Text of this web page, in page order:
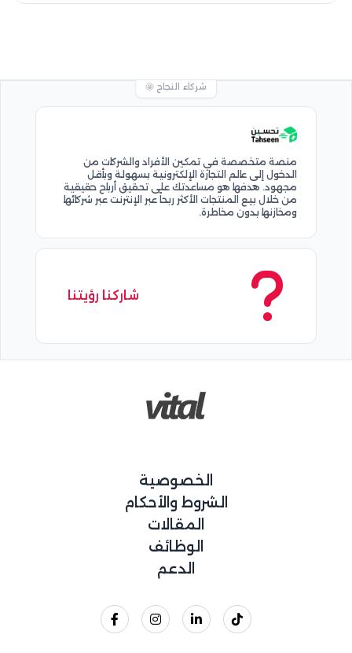
شركاء النجاح 🤩
منصة متخصصة في تمكين الأفراد والشركات من
الدخول إلى عالم التجارة الإلكترونية بسهولة وبأقل
مجهود. هدفها هو مساعدتك على تحقيق أرباح حقيقية
من خلال بيع المنتجات الأكثر ربحاً عبر الإنترنت عبر شركائها
ومخازنها بدون مخاطرة.
شاركنا رؤيتنا
الخصوصية
الشروط والأحكام
المقالات
الوظائف
الدعم